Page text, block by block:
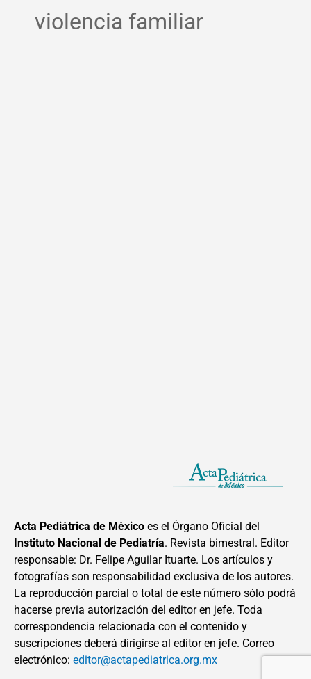
violencia familiar
Acta Pediátrica de México es el Órgano Oficial del
Instituto Nacional de Pediatría. Revista bimestral. Editor
responsable: Dr. Felipe Aguilar Ituarte. Los artículos y
fotografías son responsabilidad exclusiva de los autores.
La reproducción parcial o total de este número sólo podrá
hacerse previa autorización del editor en jefe. Toda
correspondencia relacionada con el contenido y
suscripciones deberá dirigirse al editor en jefe. Correo
electrónico: editor@actapediatrica.org.mx